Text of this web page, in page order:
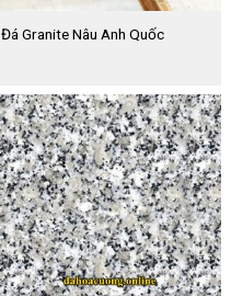
Đá Granite Nâu Anh Quốc